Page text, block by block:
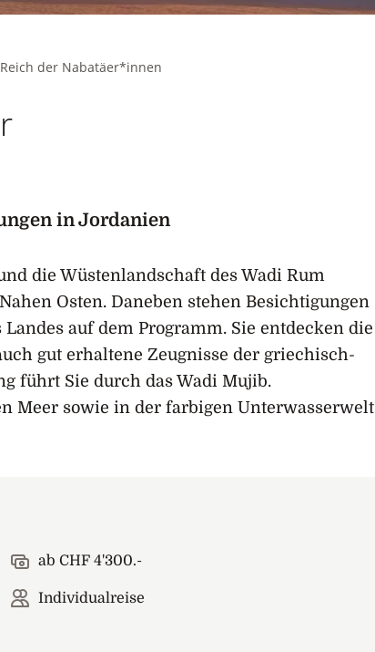
der Nabatäer*innen
in Jordanien
die Wüstenlandschaft des Wadi Rum
Osten. Daneben stehen Besichtigungen
auf dem Programm. Sie entdecken die
gut erhaltene Zeugnisse der griechisch-
führt Sie durch das Wadi Mujib.
Meer sowie in der farbigen Unterwasserwelt
ab CHF 4'300.-
Individualreise